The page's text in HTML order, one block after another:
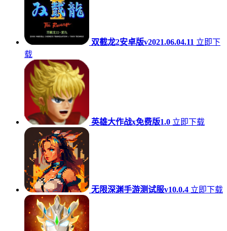
双截龙2安卓版v2021.06.04.11 立即下
载
英雄大作战x免费版1.0 立即下载
无限深渊手游测试服v10.0.4 立即下载